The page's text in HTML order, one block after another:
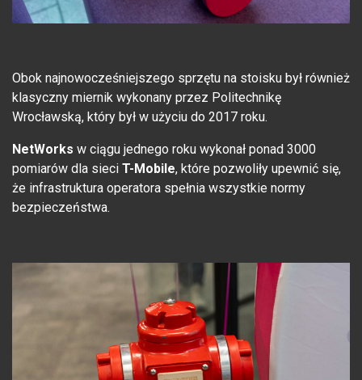
Obok najnowocześniejszego sprzętu na stoisku był również
klasyczny miernik wykonany przez Politechnikę
Wrocławską, który był w użyciu do 2017 roku.
NetWorks w ciągu jednego roku wykonał ponad 3000
pomiarów dla sieci T-Mobile, które pozwoliły upewnić się,
że infrastruktura operatora spełnia wszystkie normy
bezpieczeństwa.